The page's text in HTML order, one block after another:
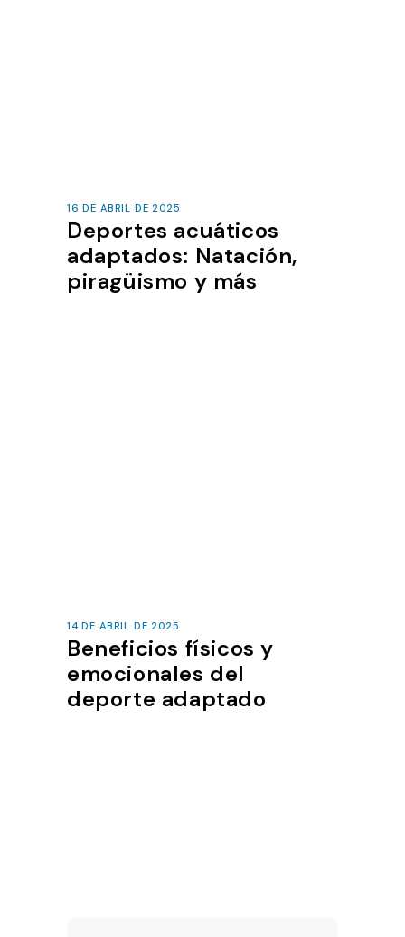
16 DE ABRIL DE 2025
Deportes acuáticos
adaptados: Natación,
piragüismo y más
14 DE ABRIL DE 2025
Beneficios físicos y
emocionales del
deporte adaptado